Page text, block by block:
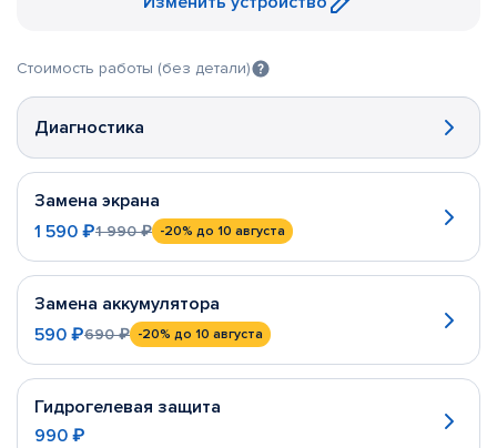
Стоимость работы (без детали)
Диагностика
Замена экрана
1 590 ₽1 990 ₽ -20% до 10 августа
Замена аккумулятора
590 ₽690 ₽ -20% до 10 августа
Гидрогелевая защита
990 ₽